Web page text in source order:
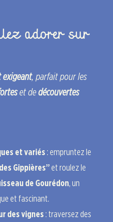
adorer sur
exigeant, parfait pour les
et dedécouvertes
et variés: empruntez le
Gippières”et roulez le
de Gourédon, un
et fascinant.
des vignes: traversez des